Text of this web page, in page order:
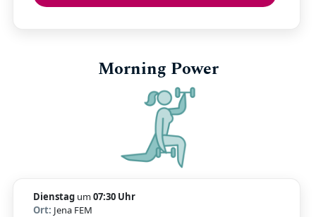
Morning Power
Dienstag um07:30 Uhr
Ort: Jena FEM